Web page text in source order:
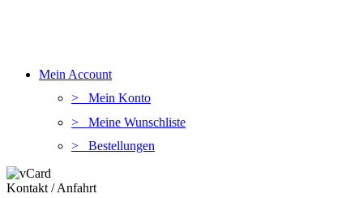
Mein Account
> Mein Konto
> Meine Wunschliste
> Bestellungen
Kontakt / Anfahrt